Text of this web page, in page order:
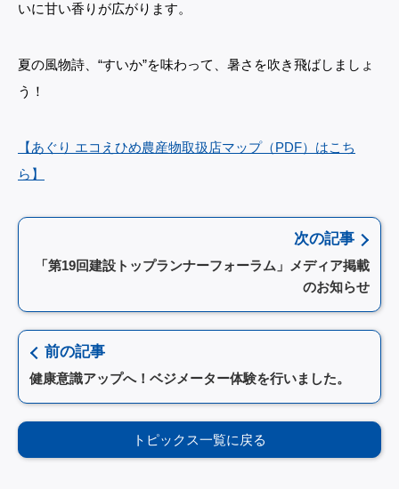
いに甘い香りが広がります。
夏の風物詩、“すいか”を味わって、暑さを吹き飛ばしましょ
う！
【あぐり エコえひめ農産物取扱店マップ（PDF）はこち
ら】
次の記事
「第19回建設トップランナーフォーラム」メディア掲載
のお知らせ
前の記事
健康意識アップへ！ベジメーター体験を行いました。
トピックス一覧に戻る